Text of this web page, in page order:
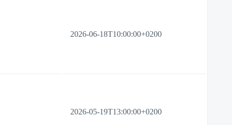
2026-06-18T10:00:00+0200
2026-05-19T13:00:00+0200